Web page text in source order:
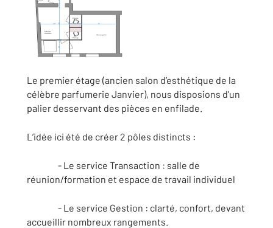
Le premier étage (ancien salon d’esthétique de la
célèbre parfumerie Janvier), nous disposions d’un
palier desservant des pièces en enfilade.
L’idée ici été de créer 2 pôles distincts :
- Le service Transaction : salle de
réunion/formation et espace de travail individuel
- Le service Gestion : clarté, confort, devant
accueillir nombreux rangements.